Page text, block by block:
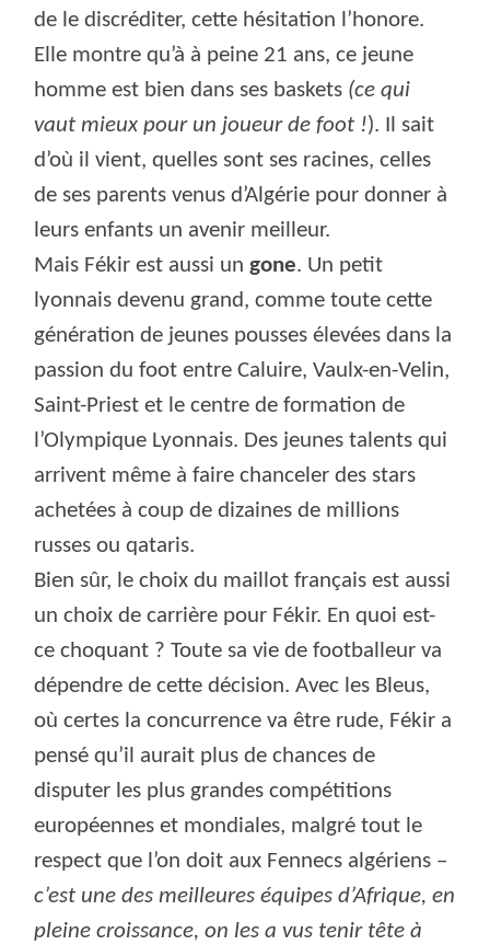
de le discréditer, cette hésitation l’honore.
Elle montre qu’à à peine 21 ans, ce jeune
homme est bien dans ses baskets (ce qui
vaut mieux pour un joueur de foot !). Il sait
d’où il vient, quelles sont ses racines, celles
de ses parents venus d’Algérie pour donner à
leurs enfants un avenir meilleur.
Mais Fékir est aussi ungone. Un petit
lyonnais devenu grand, comme toute cette
génération de jeunes pousses élevées dans la
passion du foot entre Caluire, Vaulx-en-Velin,
Saint-Priest et le centre de formation de
l’Olympique Lyonnais. Des jeunes talents qui
arrivent même à faire chanceler des stars
achetées à coup de dizaines de millions
russes ou qataris.
Bien sûr, le choix du maillot français est aussi
un choix de carrière pour Fékir. En quoi est-
ce choquant ? Toute sa vie de footballeur va
dépendre de cette décision. Avec les Bleus,
où certes la concurrence va être rude, Fékir a
pensé qu’il aurait plus de chances de
disputer les plus grandes compétitions
européennes et mondiales, malgré tout le
respect que l’on doit aux Fennecs algériens –
c’est une des meilleures équipes d’Afrique, en
pleine croissance, on les a vus tenir tête à